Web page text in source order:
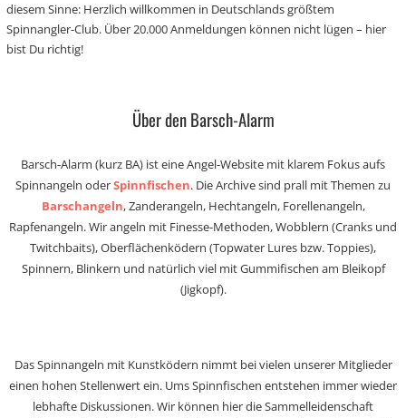
diesem Sinne: Herzlich willkommen in Deutschlands größtem
Spinnangler-Club. Über 20.000 Anmeldungen können nicht lügen – hier
bist Du richtig!
Über den Barsch-Alarm
Barsch-Alarm (kurz BA) ist eine Angel-Website mit klarem Fokus aufs
Spinnangeln oderSpinnfischen. Die Archive sind prall mit Themen zu
Barschangeln, Zanderangeln, Hechtangeln, Forellenangeln,
Rapfenangeln. Wir angeln mit Finesse-Methoden, Wobblern (Cranks und
Twitchbaits), Oberflächenködern (Topwater Lures bzw. Toppies),
Spinnern, Blinkern und natürlich viel mit Gummifischen am Bleikopf
(Jigkopf).
Das Spinnangeln mit Kunstködern nimmt bei vielen unserer Mitglieder
einen hohen Stellenwert ein. Ums Spinnfischen entstehen immer wieder
lebhafte Diskussionen. Wir können hier die Sammelleidenschaft